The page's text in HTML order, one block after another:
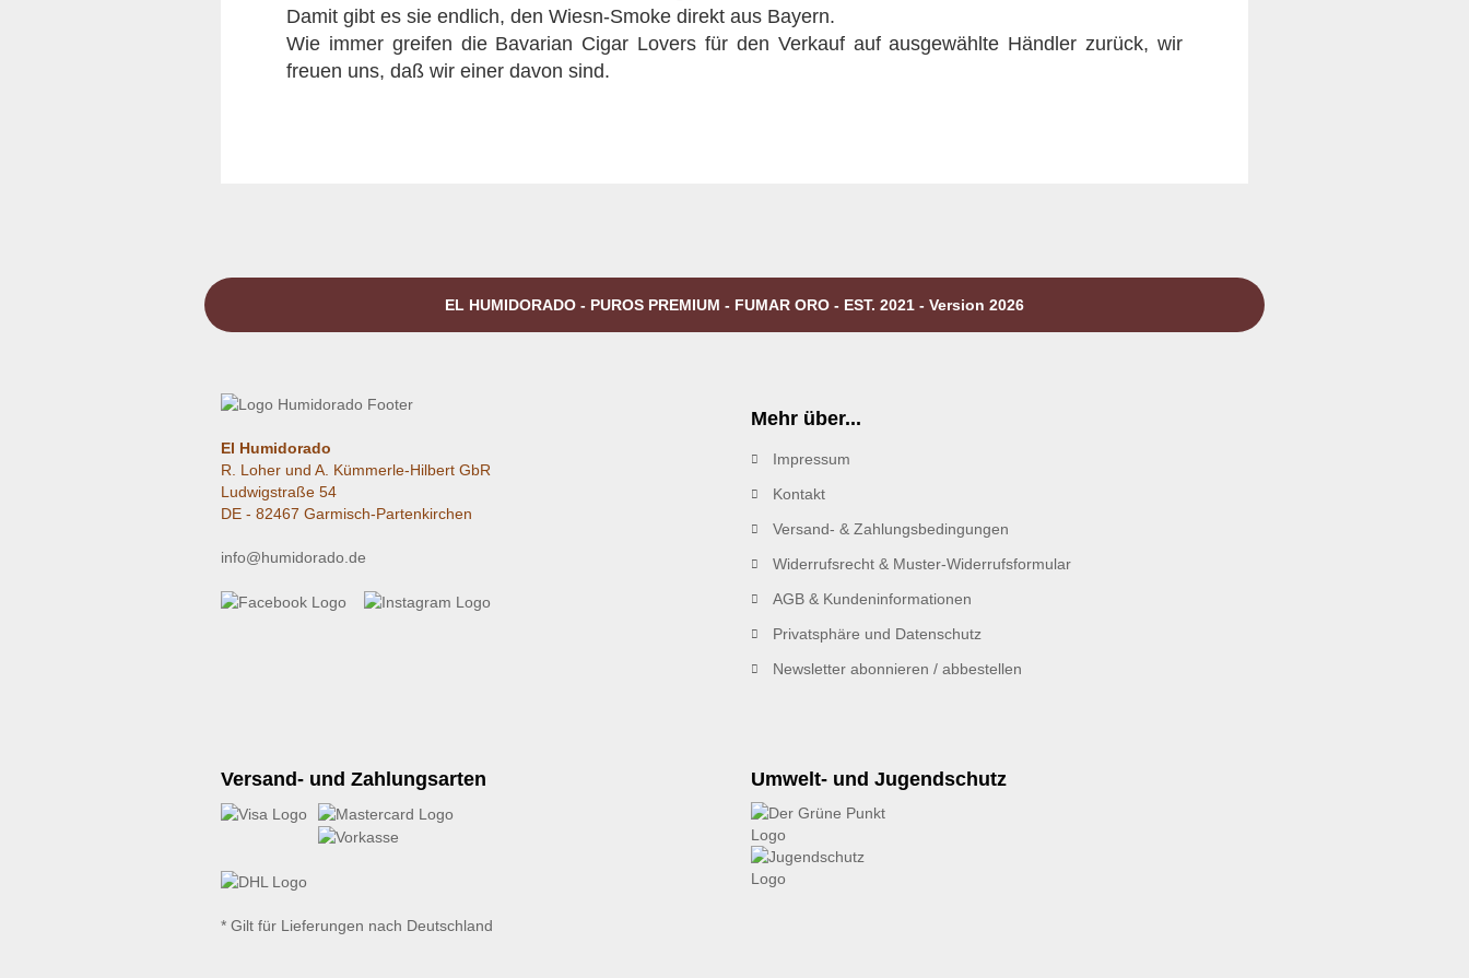
Damit gibt es sie endlich, den Wiesn-Smoke direkt aus Bayern.
Wie immer greifen die Bavarian Cigar Lovers für den Verkauf auf ausgewählte Händler zurück, wir
freuen uns, daß wir einer davon sind.
EL HUMIDORADO - PUROS PREMIUM - FUMAR ORO - EST. 2021 - Version 2026
El Humidorado
R. Loher und A. Kümmerle-Hilbert GbR
Ludwigstraße 54
DE - 82467 Garmisch-Partenkirchen
info@humidorado.de
Mehr über...
Impressum
Kontakt
Versand- & Zahlungsbedingungen
Widerrufsrecht & Muster-Widerrufsformular
AGB & Kundeninformationen
Privatsphäre und Datenschutz
Newsletter abonnieren / abbestellen
Versand- und Zahlungsarten
* Gilt für Lieferungen nach Deutschland
Umwelt- und Jugendschutz